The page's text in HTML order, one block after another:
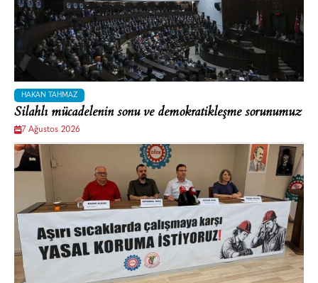
HAKAN TAHMAZ
Silahlı mücadelenin sonu ve demokratikleşme sorunumuz
7 Ağustos 2026